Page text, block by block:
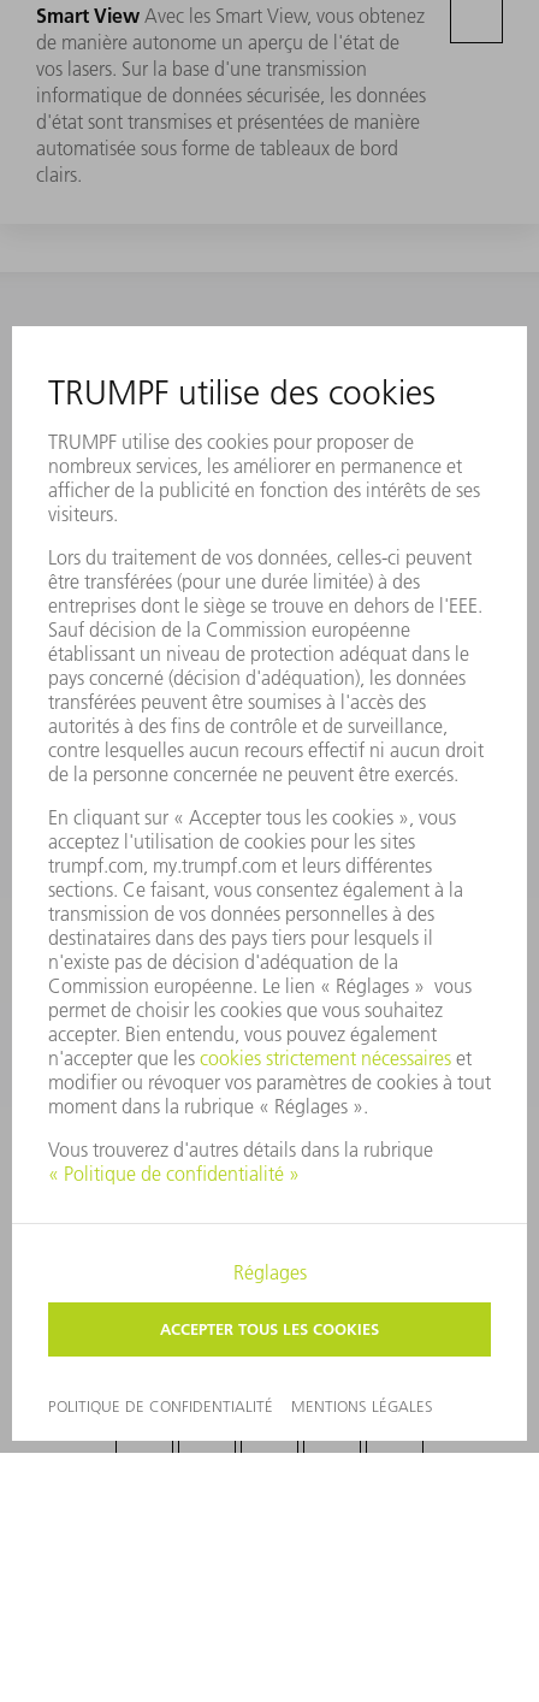
Smart View Avec les Smart View, vous obtenez
de manière autonome un aperçu de l'état de
vos lasers. Sur la base d'une transmission
informatique de données sécurisée, les données
d'état sont transmises et présentées de manière
automatisée sous forme de tableaux de bord
clairs.
À RETENIR
NEWSLETTER TRUMPF
SERVICES EN LIGNE
CONTACT
SITES
MANIFESTATIONS ET DATES À RETENIR
INSCRIPTION À LA NEWSLETTER
MYTRUMPF
FICHES DE DONNÉES DE SÉCURITÉ
PRODUITS
MACHINES & SYSTÈMES
LASER
OUTILS ÉLECTRIQUES
SMART FACTORY
LOGICIEL
SERVICES
APPLICATIONS
SECTEURS D'ACTIVITÉ
ENTREPRISE
CARRIÈRE
OFFRES D'EMPLOI
PROFIL DE L'ENTREPRISE
CONSEIL D'ADMINISTRATION
RAPPORT ANNUEL
PRINCIPES FONDAMENTAUX DE L'ENTREPRISE
CONFORMITÉ
SYSTÈME D'ALERTE
SÉCURITÉ
ENVIRONNEMENT ET CLIMAT
SOCIAL ET SOCIÉTÉ
GESTION D'ENTREPRISE